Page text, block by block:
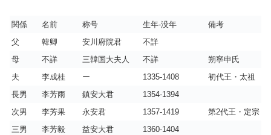
関係 名前 称号 生年-没年
備考
父
韓卿 安川府院君
不詳
母
不詳 三韓国大夫人 不詳
朔寧申氏
夫
李成桂 ー 1335-1408
初代王・太祖
長男
李芳雨 鎮安大君
1354-1394
次男
李芳果 永安君 1357-1419
第2代王・定宗
三男
李芳毅 益安大君
1360-1404